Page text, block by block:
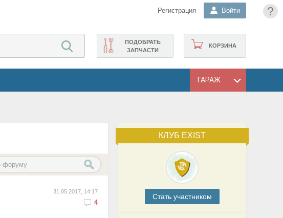
?
Регистрация Войти
КОРЗИНА
ПОДОБРАТЬ
ЗАПЧАСТИ
ГАРАЖ
КЛУБ EXIST
Cтать участником
31.05.2017, 14:17
4